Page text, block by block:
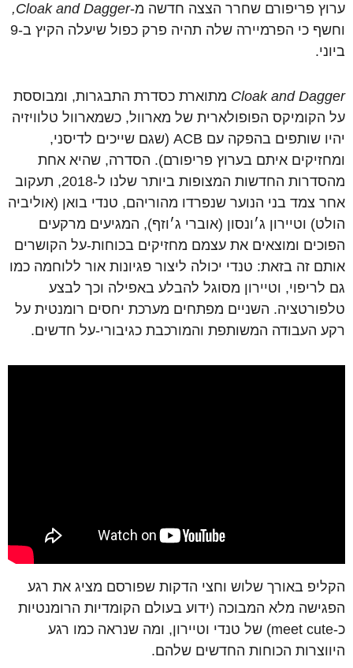
ערוץ פריפורם שחרר הצצה חדשה מ-Cloak and Dagger,
וחשף כי הפרמיירה שלה תהיה פרק כפול שיעלה הקיץ ב-9
ביוני.
Cloak and Dagger מתוארת כסדרת התבגרות, ומבוססת
על הקומיקס הפופולארית של מארוול, כשמארוול טלוויזיה
יהיו שותפים בהפקה עם ACB (שגם שייכים לדיסני,
ומחזיקים איתם בערוץ פריפורם). הסדרה, שהיא אחת
מהסדרות החדשות המצופות ביותר שלנו ל-2018, תעקוב
אחר צמד בני הנוער שנפרדו מהוריהם, טנדי בואן (אוליביה
הולט) וטיירון ג׳ונסון (אוברי ג׳וזף), המגיעים מרקעים
הפוכים ומוצאים את עצמם מחזיקים בכוחות-על הקושרים
אותם זה בזאת: טנדי יכולה ליצור פגיונות אור ללוחמה כמו
גם לריפוי, וטיירון מסוגל להבלע באפילה וכך לבצע
טלפורטציה. השניים מפתחים מערכת יחסים רומנטית על
רקע העבודה המשותפת והמורכבת כגיבורי-על חדשים.
הקליפ באורך שלוש וחצי הדקות שפורסם מציג את רגע
הפגישה מלא המבוכה (ידוע בעולם הקומדיות הרומנטיות
כ-meet cute) של טנדי וטיירון, ומה שנראה כמו רגע
היווצרות הכוחות החדשים שלהם.